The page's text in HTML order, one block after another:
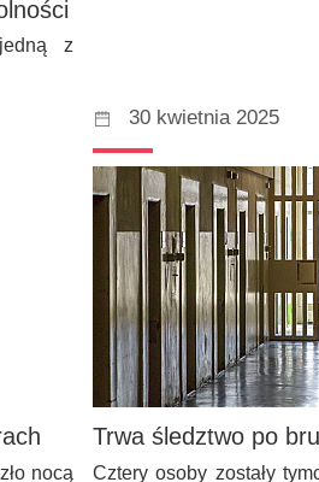
z
nocą
30 kwietnia 2025
Trwa śledztwo po
Cztery osoby zostały